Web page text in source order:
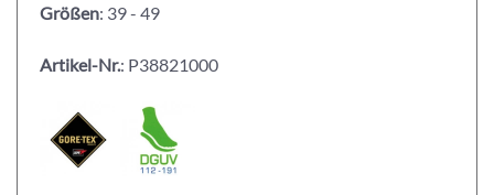
Größen: 39 - 49
Artikel-Nr.: P38821000